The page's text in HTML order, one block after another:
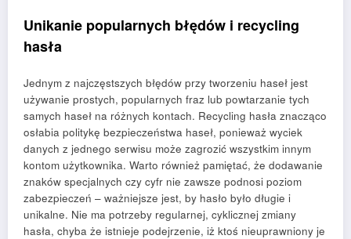
Unikanie popularnych błędów i recycling
hasła
Jednym z najczęstszych błędów przy tworzeniu haseł jest
używanie prostych, popularnych fraz lub powtarzanie tych
samych haseł na różnych kontach. Recycling hasła znacząco
osłabia politykę bezpieczeństwa haseł, ponieważ wyciek
danych z jednego serwisu może zagrozić wszystkim innym
kontom użytkownika. Warto również pamiętać, że dodawanie
znaków specjalnych czy cyfr nie zawsze podnosi poziom
zabezpieczeń – ważniejsze jest, by hasło było długie i
unikalne. Nie ma potrzeby regularnej, cyklicznej zmiany
hasła, chyba że istnieje podejrzenie, iż ktoś nieuprawniony je